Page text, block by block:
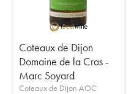
Coteaux de Dijon
Domaine de la Cras -
Marc Soyard
Coteaux de Dijon AOC